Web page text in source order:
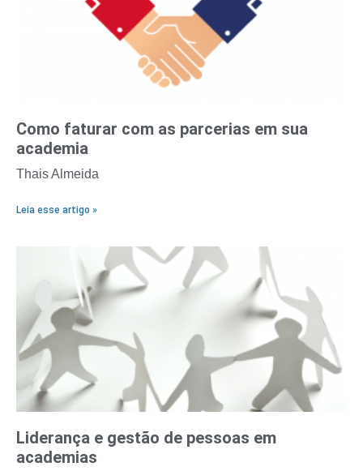
Como faturar com as parcerias em sua
academia
Thais Almeida
Leia esse artigo »
Liderança e gestão de pessoas em
academias